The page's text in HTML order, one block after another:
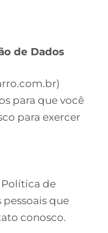
de Dados
para que você
para exercer
Política de
que
conosco.